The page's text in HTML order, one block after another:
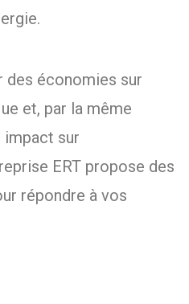
des économies sur
et, par la même
sur
ERT propose des
répondre à vos